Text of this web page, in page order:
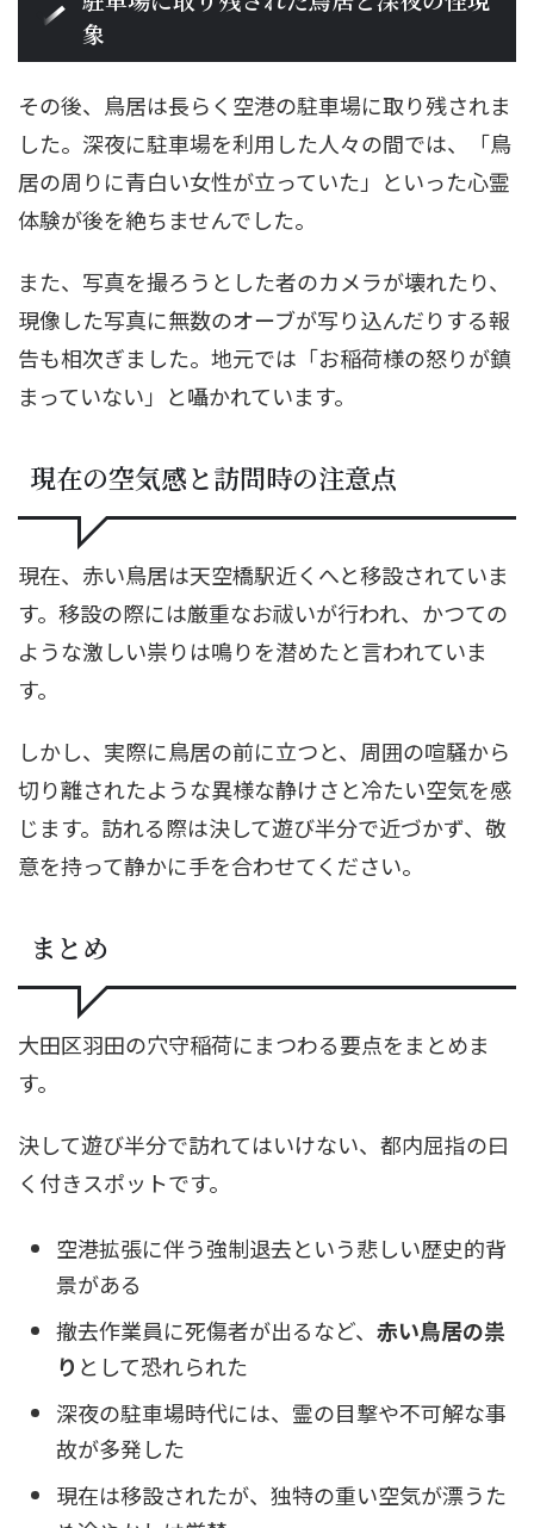
象
その後、鳥居は長らく空港の駐車場に取り残されま
した。深夜に駐車場を利用した人々の間では、「鳥
居の周りに青白い女性が立っていた」といった心霊
体験が後を絶ちませんでした。
また、写真を撮ろうとした者のカメラが壊れたり、
現像した写真に無数のオーブが写り込んだりする報
告も相次ぎました。地元では「お稲荷様の怒りが鎮
まっていない」と囁かれています。
現在の空気感と訪問時の注意点
現在、赤い鳥居は天空橋駅近くへと移設されていま
す。移設の際には厳重なお祓いが行われ、かつての
ような激しい祟りは鳴りを潜めたと言われていま
す。
しかし、実際に鳥居の前に立つと、周囲の喧騒から
切り離されたような異様な静けさと冷たい空気を感
じます。訪れる際は決して遊び半分で近づかず、敬
意を持って静かに手を合わせてください。
まとめ
大田区羽田の穴守稲荷にまつわる要点をまとめま
す。
決して遊び半分で訪れてはいけない、都内屈指の曰
く付きスポットです。
空港拡張に伴う強制退去という悲しい歴史的背
景がある
撤去作業員に死傷者が出るなど、 赤い鳥居の祟
り として恐れられた
深夜の駐車場時代には、霊の目撃や不可解な事
故が多発した
現在は移設されたが、独特の重い空気が漂うた